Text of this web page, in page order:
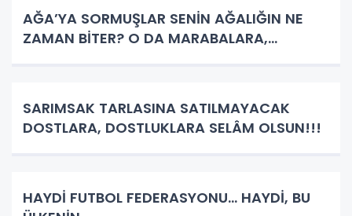
AĞA’YA SORMUŞLAR SENİN AĞALIĞIN NE
ZAMAN BİTER? O DA MARABALARA,...
SARIMSAK TARLASINA SATILMAYACAK
DOSTLARA, DOSTLUKLARA SELÂM OLSUN!!!
HAYDİ FUTBOL FEDERASYONU... HAYDİ, BU